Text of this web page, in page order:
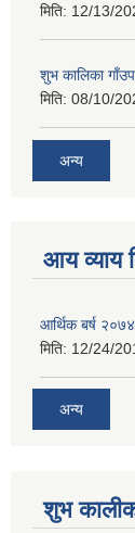
मिति: 12/13/
शुभ कालिका
मिति: 08/10/
अन्य
आय व्याय
आर्थिक बर्ष
मिति: 12/24/
अन्य
शुभ